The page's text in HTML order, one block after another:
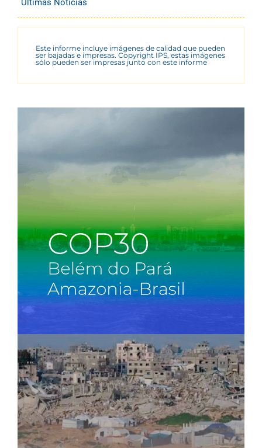
Últimas Noticias
Este informe incluye imágenes de calidad que pueden
ser bajadas e impresas. Copyright IPS, estas imágenes
sólo pueden ser impresas junto con este informe